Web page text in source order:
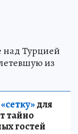
Турцией
из
для
тайно
гостей